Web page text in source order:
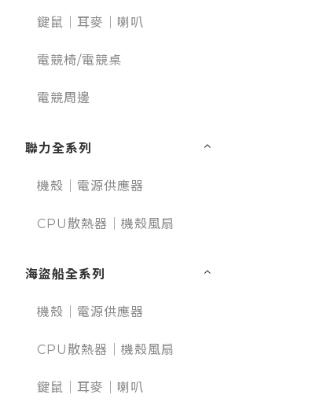
鍵鼠｜耳麥｜喇叭
電競椅/電競桌
電競周邊
聯力全系列
機殼｜電源供應器
CPU散熱器｜機殼風扇
海盜船全系列
機殼｜電源供應器
CPU散熱器｜機殼風扇
鍵鼠｜耳麥｜喇叭